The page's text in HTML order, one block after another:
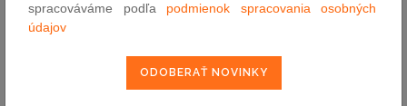
Vláda schválila sporné zonácie štyroch národných parkov
ako míľnik Plánu obnovy
spracováváme podľa podmienok spracovania osobných
údajov